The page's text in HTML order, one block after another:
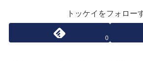
トッケイをフォロー
0